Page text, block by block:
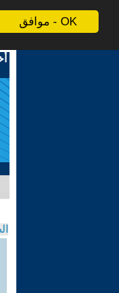
موافق - OK